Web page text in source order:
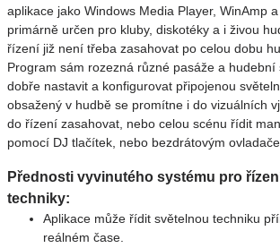
aplikace jako Windows Media Player, WinAmp
primárně určen pro kluby, diskotéky a i živou
řízení již není třeba zasahovat po celou dobu
Program sám rozezná různé pasáže a hudební
dobře nastavit a konfigurovat připojenou
obsažený v hudbě se promítne i do vizuálních
do řízení zasahovat, nebo celou scénu řídit
pomocí DJ tlačítek, nebo bezdrátovým
Přednosti vyvinutého systému pro
techniky:
Aplikace může řídit světelnou techniku
reálném čase.